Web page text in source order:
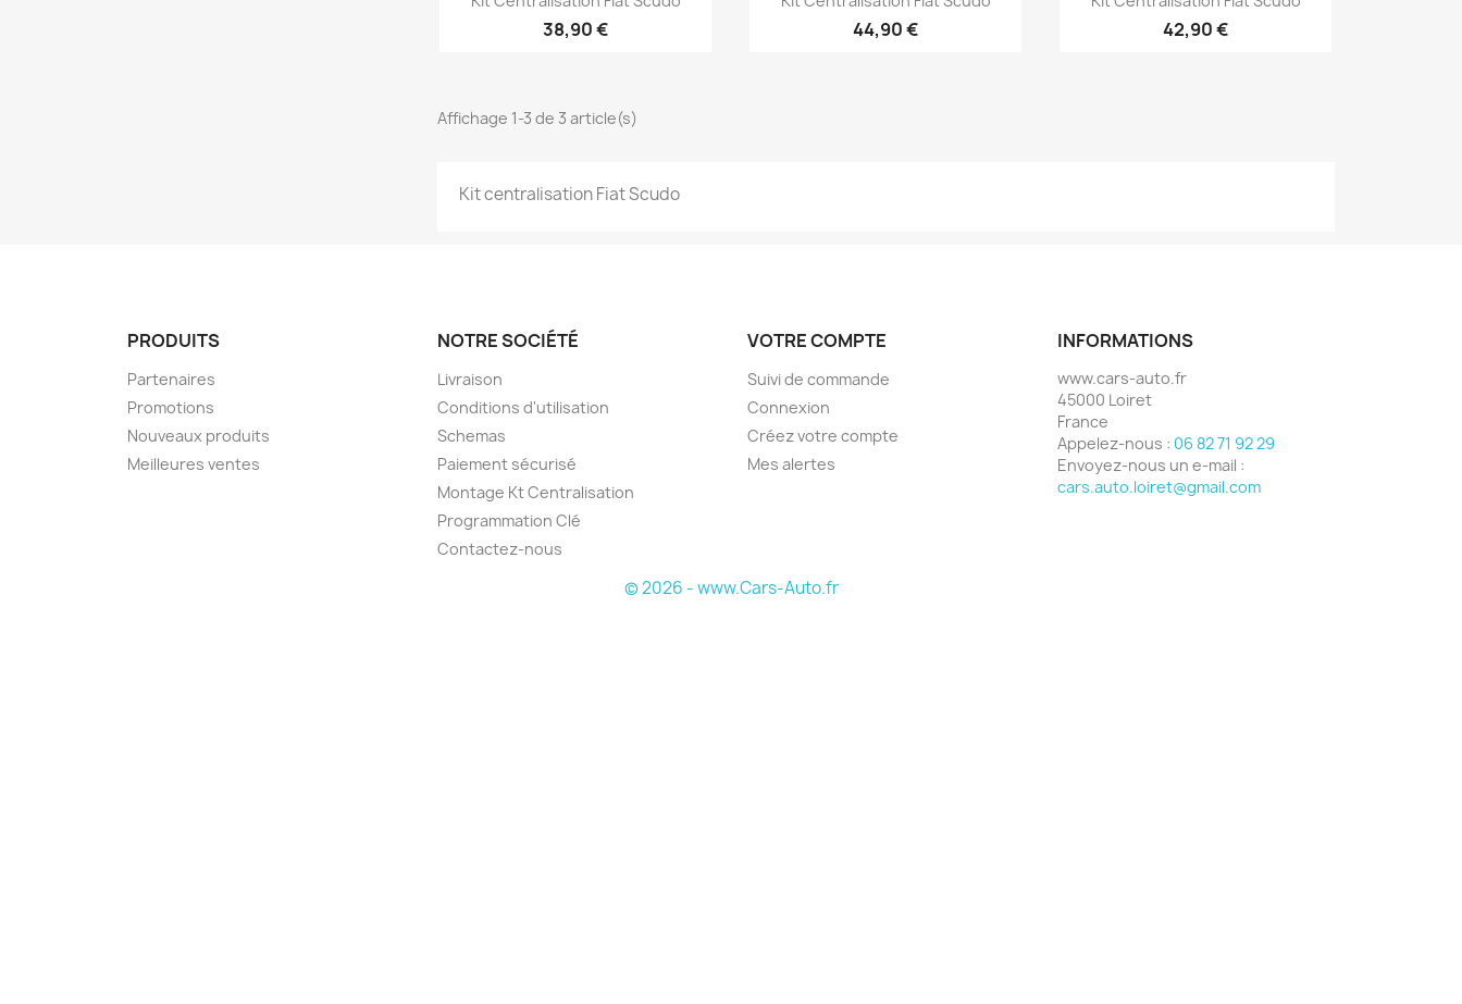
38,90 € 44,90 € 42,90 €
Affichage 1-3 de 3 article(s)
Kit centralisation Fiat Scudo
PRODUITS
Partenaires
Promotions
Nouveaux produits
Meilleures ventes
NOTRE SOCIÉTÉ
Livraison
Conditions d'utilisation
Schemas
Paiement sécurisé
Montage Kt Centralisation
Programmation Clé
Contactez-nous
VOTRE COMPTE
Suivi de commande
Connexion
Créez votre compte
Mes alertes
INFORMATIONS
www.cars-auto.fr
45000 Loiret
France
Appelez-nous : 06 82 71 92 29
Envoyez-nous un e-mail :
cars.auto.loiret@gmail.com
© 2026 - www.Cars-Auto.fr